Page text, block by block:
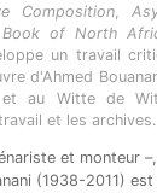
Composition,
of North
un travail
d'Ahmed
et au Witte de
et les archives.
et monteur
(1938-2011)